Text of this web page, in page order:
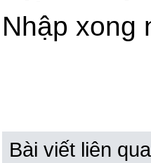
Nhập xong
Bài viết liên